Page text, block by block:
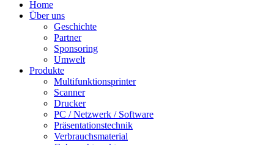
Home
Über uns
Geschichte
Partner
Sponsoring
Umwelt
Produkte
Multifunktionsprinter
Scanner
Drucker
PC / Netzwerk / Software
Präsentationstechnik
Verbrauchsmaterial